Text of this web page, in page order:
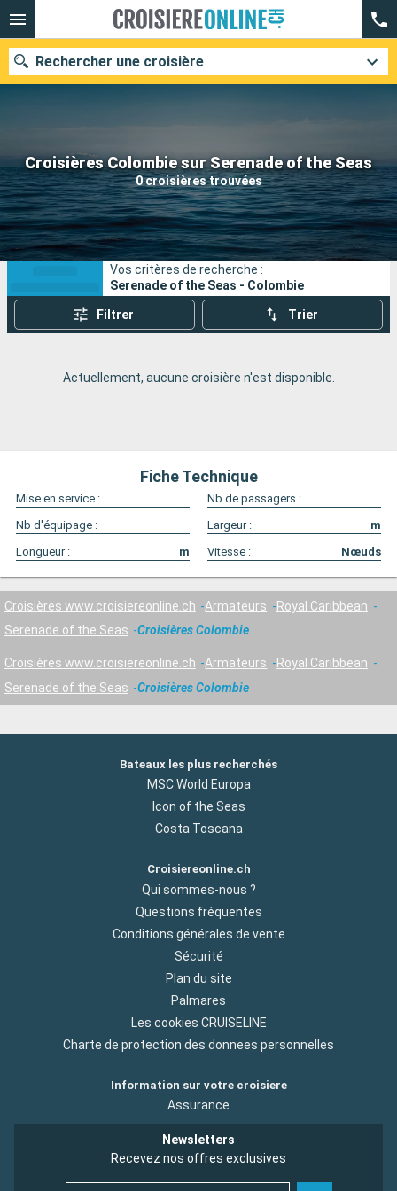
Croisières Colombie sur Serenade of the Seas
0 croisières trouvées
Rechercher une croisière
Nos destinations
Mois de départ
Ports Compagnies
Rechercher
Vos critères de recherche :
Serenade of the Seas - Colombie
Filtrer Trier
Actuellement, aucune croisière n'est disponible.
Fiche Technique
Mise en service :
Nb de passagers :
Nb d'équipage :
Largeur :
m
Longueur :
m Vitesse : Nœuds
Croisières www.croisiereonline.ch Armateurs
Royal Caribbean
Serenade of the Seas
Croisières Colombie
Croisières www.croisiereonline.ch Armateurs
Royal Caribbean
Serenade of the Seas
Croisières Colombie
Bateaux les plus recherchés
MSC World Europa
Icon of the Seas
Costa Toscana
Croisiereonline.ch
Qui sommes-nous ?
Questions fréquentes
Conditions générales de vente
Sécurité
Plan du site
Palmares
Les cookies CRUISELINE
Charte de protection des donnees personnelles
Information sur votre croisiere
Assurance
Newsletters
Recevez nos offres exclusives